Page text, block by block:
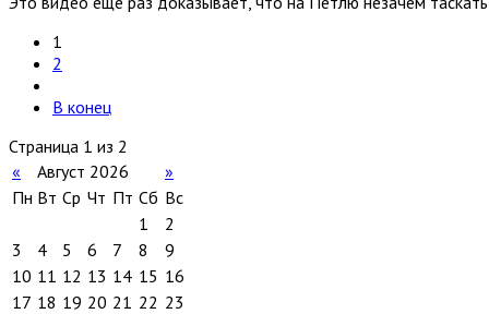
1
2
В конец
Страница 1 из 2
«
Август 2026
»
Пн Вт Ср Чт Пт Сб Вс
1
2
3
4 5 6 7 8
9
10 11 12 13 14 15 16
17 18 19 20 21 22 23